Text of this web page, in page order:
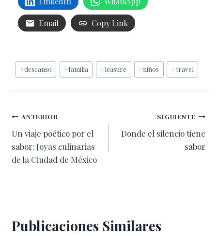
Email Copy Link
Etiquetas
de
#descanso #familia #leasure #niños #travel
Navegación
de
entradas
ANTERIOR
Un viaje poético por el
sabor: Joyas culinarias
de la Ciudad de México
SIGUIENTE
Donde el silencio tiene
sabor
Publicaciones Similares